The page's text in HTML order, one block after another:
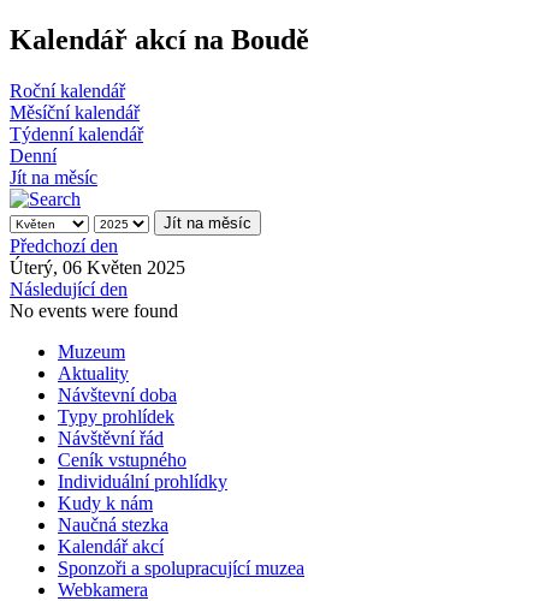
Kalendář akcí na Boudě
Roční kalendář
Měsíční kalendář
Týdenní kalendář
Denní
Jít na měsíc
Jít na měsíc
Předchozí den
Úterý, 06 Květen 2025
Následující den
No events were found
Muzeum
Aktuality
Návštevní doba
Typy prohlídek
Návštěvní řád
Ceník vstupného
Individuální prohlídky
Kudy k nám
Naučná stezka
Kalendář akcí
Sponzoři a spolupracující muzea
Webkamera